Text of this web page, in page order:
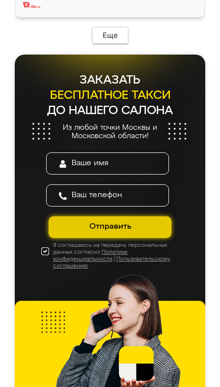
Еще
ЗАКАЗАТЬ
БЕСПЛАТНОЕ ТАКСИ
ДО НАШЕГО САЛОНА
Из любой точки Москвы и
Московской области!
Отправить
Я соглашаюсь на передачу персональных
данных согласно Политике
конфиденциальности
Пользовательскому
соглашению